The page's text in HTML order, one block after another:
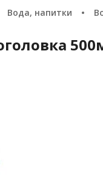
Вода, напитки